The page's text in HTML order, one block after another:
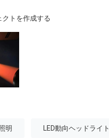
トを作成する
明 LED動向ヘッドライト